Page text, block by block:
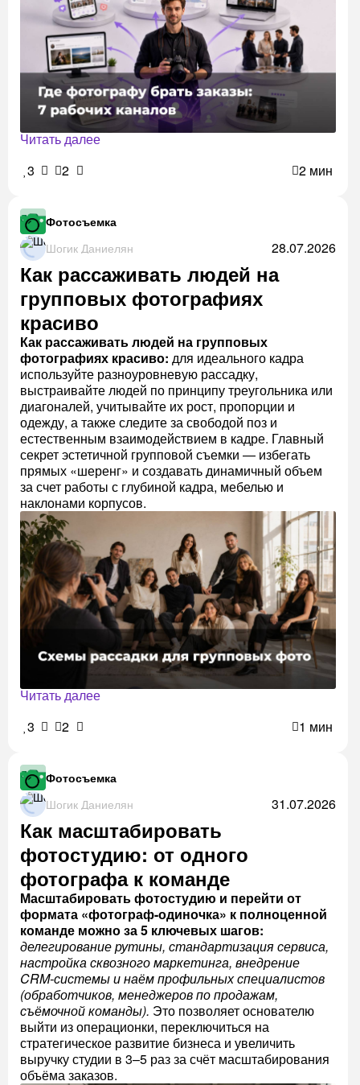
Читать далее
3
2 2 мин
Фотосъемка
Шогик Даниелян
28.07.2026
Как рассаживать людей на
групповых фотографиях
красиво
Как рассаживать людей на групповых
фотографиях красиво: для идеального кадра
используйте разноуровневую рассадку,
выстраивайте людей по принципу треугольника или
диагоналей, учитывайте их рост, пропорции и
одежду, а также следите за свободой поз и
естественным взаимодействием в кадре. Главный
секрет эстетичной групповой съемки — избегать
прямых «шеренг» и создавать динамичный объем
за счет работы с глубиной кадра, мебелью и
наклонами корпусов.
Читать далее
3
2 1 мин
Фотосъемка
Шогик Даниелян
31.07.2026
Как масштабировать
фотостудию: от одного
фотографа к команде
Масштабировать фотостудию и перейти от
формата «фотограф-одиночка» к полноценной
команде можно за 5 ключевых шагов:
делегирование рутины, стандартизация сервиса,
настройка сквозного маркетинга, внедрение
CRM-системы и наём профильных специалистов
(обработчиков, менеджеров по продажам,
съёмочной команды). Это позволяет основателю
выйти из операционки, переключиться на
стратегическое развитие бизнеса и увеличить
выручку студии в 3–5 раз за счёт масштабирования
объёма заказов.